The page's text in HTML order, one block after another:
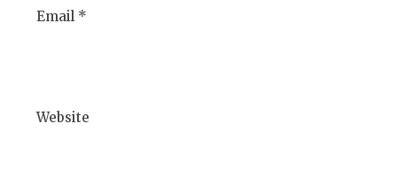
Email *
Website